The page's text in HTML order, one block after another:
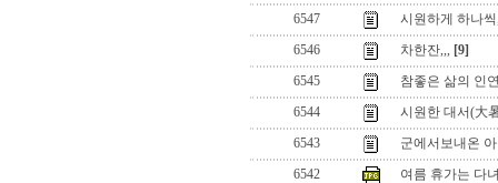
6547
시원하게 하나
6546
차한잔,,, [9]
6545
참좋은 삶의 인
6544
시원한 대서(大
6543
군에서보내온
6542
여름 휴가는 다